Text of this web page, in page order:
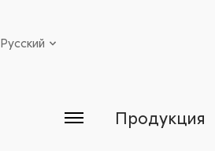
Русский
Продукция